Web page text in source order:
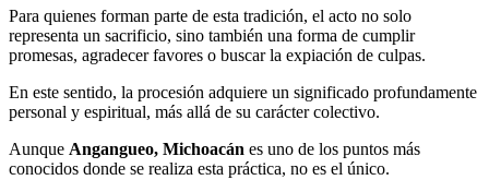
Para quienes forman parte de esta tradición, el acto no solo
representa un sacrificio, sino también una forma de cumplir
promesas, agradecer favores o buscar la expiación de culpas.
En este sentido, la procesión adquiere un significado profundamente
personal y espiritual, más allá de su carácter colectivo.
Aunque Angangueo, Michoacán es uno de los puntos más
conocidos donde se realiza esta práctica, no es el único.